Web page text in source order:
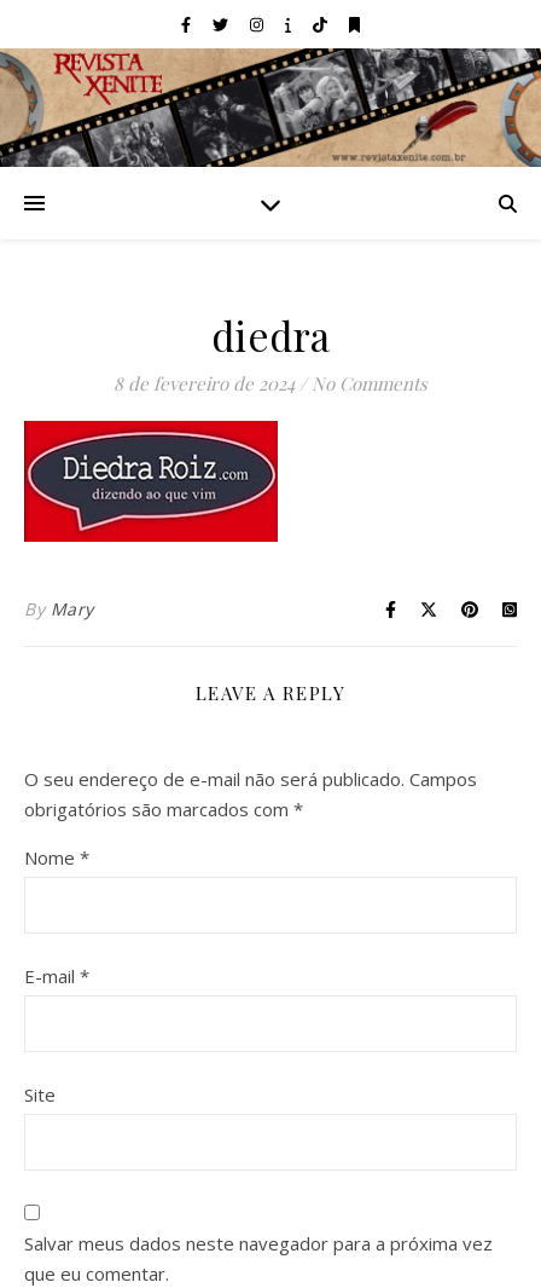
diedra
8 de fevereiro de 2024 / No Comments
By Mary
LEAVE A REPLY
O seu endereço de e-mail não será publicado. Campos
obrigatórios são marcados com *
Nome *
E-mail *
Site
Salvar meus dados neste navegador para a próxima vez
que eu comentar.